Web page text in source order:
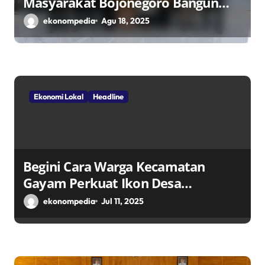
Desa Mandiri Ekonomi
ekonompedia Agu 18, 2025
Ekonomi Lokal Headline
Begini Cara Warga Kecamatan
Gayam Perkuat Ikon Desa
Penggerak Ekonomi Lokal Melalui
ekonompedia Jul 11, 2025